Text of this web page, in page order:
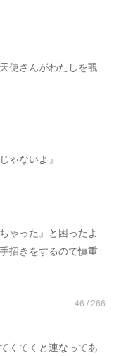
使さんがわたしを覗
ゃないよ』
ゃった』と困ったよ
招きをするので慎重
46 / 266
くてくと連なってあ